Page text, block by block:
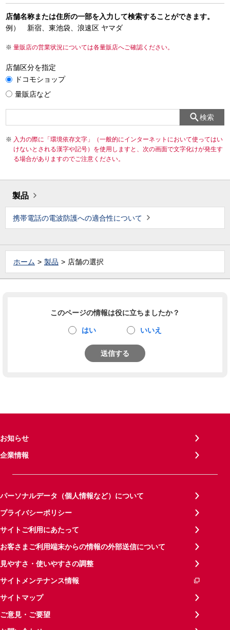
店舗名称または住所の一部を入力して検索することができます。
例） 新宿、東池袋、浪速区 ヤマダ
量販店の営業状況については各量販店へご確認ください。
店舗区分を指定
ドコモショップ
量販店など
検索
入力の際に「環境依存文字」（一般的にインターネットにおいて使ってはい
けないとされる漢字や記号）を使用しますと、次の画面で文字化けが発生す
る場合がありますのでご注意ください。
製品
携帯電話の電波防護への適合性について
ホーム 製品 店舗の選択
このページの情報は役に立ちましたか？
はい いいえ
送信する
お知らせ
企業情報
パーソナルデータ（個人情報など）について
プライバシーポリシー
サイトご利用にあたって
お客さまご利用端末からの情報の外部送信について
見やすさ・使いやすさの調整
サイトメンテナンス情報
サイトマップ
ご意見・ご要望